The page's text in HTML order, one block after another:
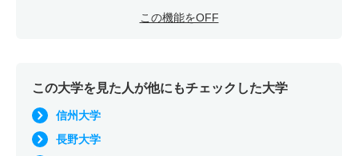
この機能をOFF
この大学を見た人が他にもチェックした大学
信州大学
長野大学